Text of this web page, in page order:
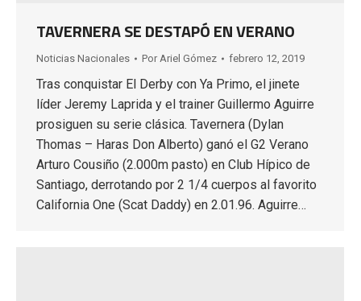
TAVERNERA SE DESTAPÓ EN VERANO
Noticias Nacionales Por Ariel Gómez febrero 12, 2019
Tras conquistar El Derby con Ya Primo, el jinete
líder Jeremy Laprida y el trainer Guillermo Aguirre
prosiguen su serie clásica. Tavernera (Dylan
Thomas – Haras Don Alberto) ganó el G2 Verano
Arturo Cousiño (2.000m pasto) en Club Hípico de
Santiago, derrotando por 2 1/4 cuerpos al favorito
California One (Scat Daddy) en 2.01.96. Aguirre…